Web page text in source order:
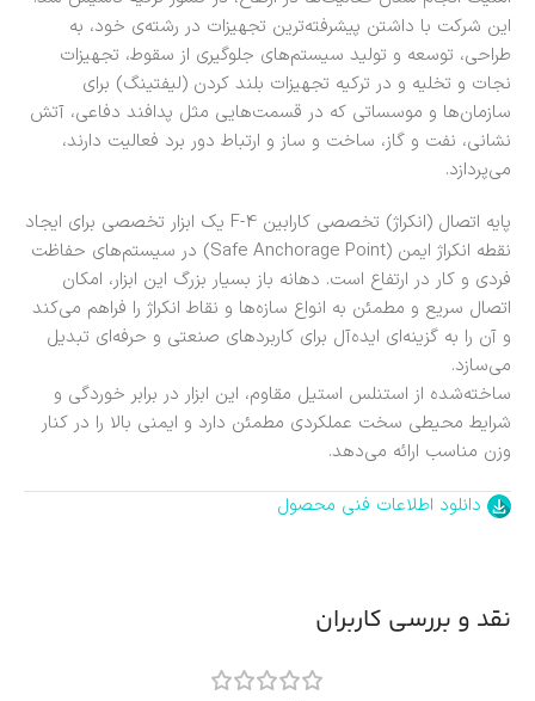
این شرکت با داشتن پیشرفته‌ترین تجهیزات در رشته‌ی خود، به
طراحی، توسعه و تولید سیستم‌های جلوگیری از سقوط، تجهیزات
نجات و تخلیه و در ترکیه تجهیزات بلند کردن (لیفتینگ) برای
سازمان‌ها و موسساتی که در قسمت‌هایی مثل پدافند دفاعی، آتش
نشانی، نفت و گاز، ساخت و ساز و ارتباط دور برد فعالیت دارند،
می‌پردازد.
پایه اتصال (انکراژ) تخصصی کارابین F-4 یک ابزار تخصصی برای ایجاد
نقطه انکراژ ایمن (Safe Anchorage Point) در سیستم‌های حفاظت
فردی و کار در ارتفاع است. دهانه باز بسیار بزرگ این ابزار، امکان
اتصال سریع و مطمئن به انواع سازه‌ها و نقاط انکراژ را فراهم می‌کند
و آن را به گزینه‌ای ایده‌آل برای کاربردهای صنعتی و حرفه‌ای تبدیل
می‌سازد.
ساخته‌شده از استنلس استیل مقاوم، این ابزار در برابر خوردگی و
شرایط محیطی سخت عملکردی مطمئن دارد و ایمنی بالا را در کنار
وزن مناسب ارائه می‌دهد.
دانلود اطلاعات فنی محصول
نقد و بررسی کاربران